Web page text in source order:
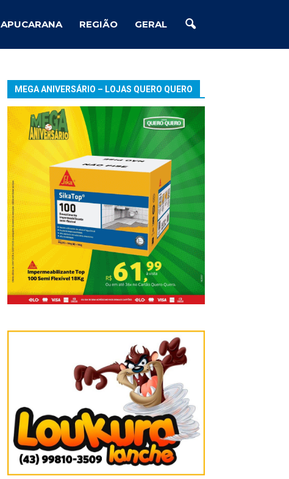
APUCARANA REGIÃO GERAL
MEGA ANIVERSÁRIO – LOJAS QUERO QUERO